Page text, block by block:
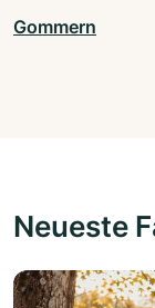
Gommern
Neueste